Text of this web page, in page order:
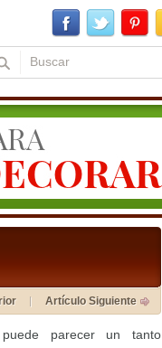
Artículo Siguiente
parecer un tanto